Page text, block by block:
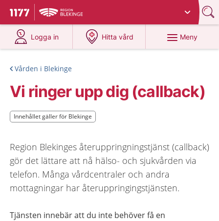
Till startsidan för 1177
Du har valt region
Logga in
på 1177.se
Hitta vård
på 1177.se
Meny
Vården i Blekinge
Vi ringer upp dig (callback)
Innehållet gäller för Blekinge
Innehållet gäller för Blekinge
Region Blekinges återuppringningstjänst (callback)
gör det lättare att nå hälso- och sjukvården via
telefon. Många vårdcentraler och andra
mottagningar har återuppringingstjänsten.
Tjänsten innebär att du inte behöver få en